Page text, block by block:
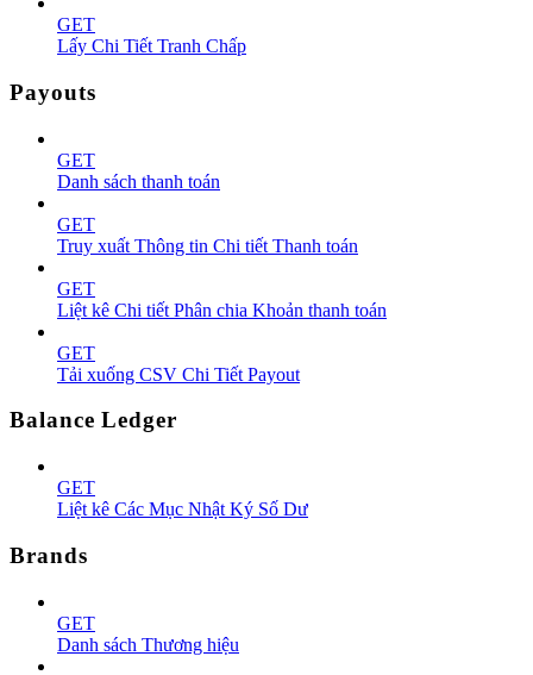
GET
Lấy Chi Tiết Tranh Chấp
Payouts
GET
Danh sách thanh toán
GET
Truy xuất Thông tin Chi tiết Thanh toán
GET
Liệt kê Chi tiết Phân chia Khoản thanh toán
GET
Tải xuống CSV Chi Tiết Payout
Balance Ledger
GET
Liệt kê Các Mục Nhật Ký Số Dư
Brands
GET
Danh sách Thương hiệu